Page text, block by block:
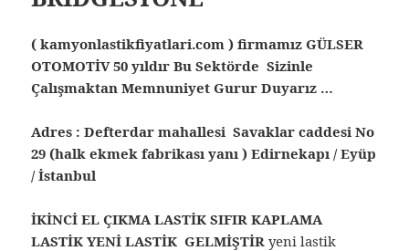
( kamyonlastikfiyatlari.com ) firmamız GÜLSER
OTOMOTİV 50 yıldır Bu Sektörde Sizinle
Çalışmaktan Memnuniyet Gurur Duyarız …
Adres : Defterdar mahallesi Savaklar caddesi No
29 (halk ekmek fabrikası yanı ) Edirnekapı / Eyüp
/ İstanbul
İKİNCİ EL ÇIKMA LASTİK SIFIR KAPLAMA
LASTİK YENİ LASTİK GELMİŞTİRyeni lastik